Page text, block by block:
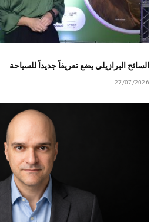
السائح البرازيلي يضع تعريفاً جديداً للسياحة
27/07/2026